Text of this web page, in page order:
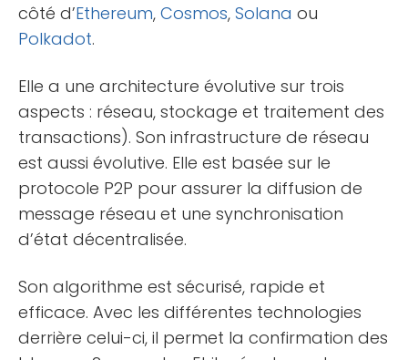
côté d’Ethereum, Cosmos, Solana ou
Polkadot.
Elle a une architecture évolutive sur trois
aspects : réseau, stockage et traitement des
transactions). Son infrastructure de réseau
est aussi évolutive. Elle est basée sur le
protocole P2P pour assurer la diffusion de
message réseau et une synchronisation
d’état décentralisée.
Son algorithme est sécurisé, rapide et
efficace. Avec les différentes technologies
derrière celui-ci, il permet la confirmation des